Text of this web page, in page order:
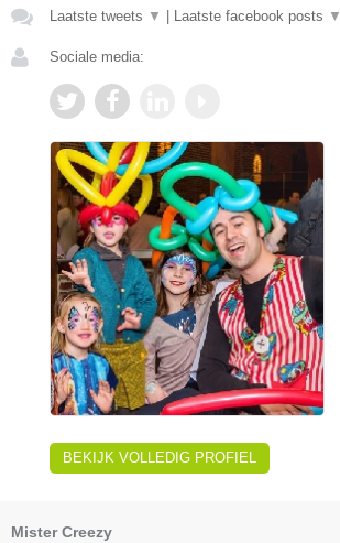
Laatste tweets ▼ Laatste facebook posts ▼
Sociale media:
BEKIJK VOLLEDIG PROFIEL
Mister Creezy